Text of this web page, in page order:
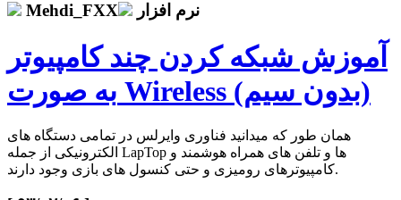
Mehdi_FXX
نرم افزار
آموزش شبکه کردن چند کامپیوتر
به صورت Wireless (بدون سیم)
همان طور که میدانید فناوری وایرلس در تمامی دستگاه های
الکترونیکی از جمله LapTop ها و تلفن های همراه هوشمند و
کامپیوترهای رومیزی و حتی کنسول های بازی وجود دارند.